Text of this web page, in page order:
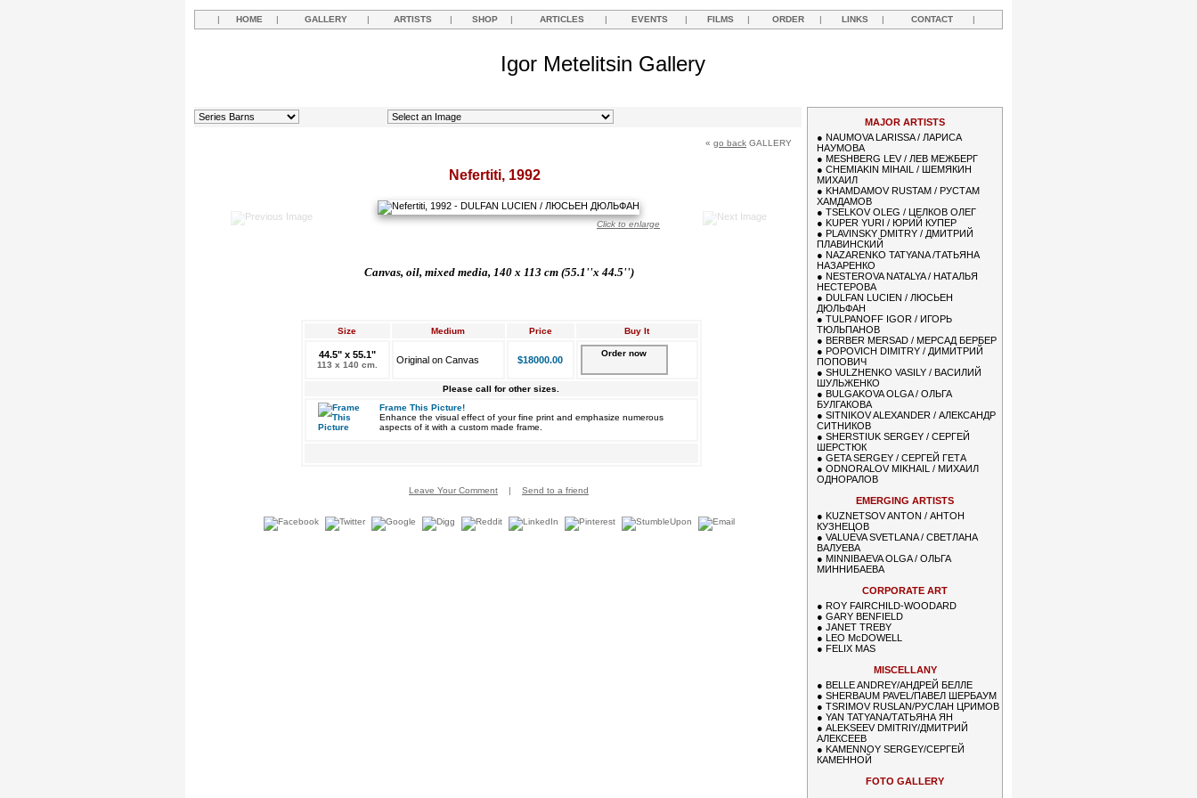
| HOME | GALLERY | ARTISTS | SHOP | ARTICLES | EVENTS | FILMS | ORDER | LINKS | CONTACT |
Igor Metelitsin Gallery
« go back GALLERY
Nefertiti, 1992
Click to enlarge
Canvas, oil, mixed media, 140 x 113 cm (55.1''x 44.5'')
Size Medium Price Buy It
44.5" x 55.1"
113 x 140 cm. Original on Canvas $18000.00
Order now
Please call for other sizes.
Frame This Picture!
Enhance the visual effect of your fine print and emphasize numerous
aspects of it with a custom made frame.
Leave Your Comment | Send to a friend
MAJOR ARTISTS
● NAUMOVA LARISSA / ЛАРИСА
НАУМОВА
● MESHBERG LEV / ЛЕВ МЕЖБЕРГ
● CHEMIAKIN MIHAIL / ШЕМЯКИН
МИХАИЛ
● KHAMDAMOV RUSTAM / РУСТАМ
ХАМДАМОВ
● TSELKOV OLEG / ЦЕЛКОВ ОЛЕГ
● KUPER YURI / ЮРИЙ КУПЕР
● PLAVINSKY DMITRY / ДМИТРИЙ
ПЛАВИНСКИЙ
● NAZARENKO TATYANA /ТАТЬЯНА
НАЗАРЕНКО
● NESTEROVA NATALYA / НАТАЛЬЯ
НЕСТЕРОВА
● DULFAN LUCIEN / ЛЮСЬЕН
ДЮЛЬФАН
● TULPANOFF IGOR / ИГОРЬ
ТЮЛЬПАНОВ
● BERBER MERSAD / МЕРСАД БЕРБЕР
● POPOVICH DIMITRY / ДИМИТРИЙ
ПОПОВИЧ
● SHULZHENKO VASILY / ВАСИЛИЙ
ШУЛЬЖЕНКО
● BULGAKOVA OLGA / ОЛЬГА
БУЛГАКОВА
● SITNIKOV ALEXANDER / АЛЕКСАНДР
СИТНИКОВ
● SHERSTIUK SERGEY / СЕРГЕЙ
ШЕРСТЮК
● GETA SERGEY / СЕРГЕЙ ГЕТА
● ODNORALOV MIKHAIL / МИХАИЛ
ОДНОРАЛОВ
EMERGING ARTISTS
● KUZNETSOV ANTON / АНТОН
КУЗНЕЦОВ
● VALUEVA SVETLANA / СВЕТЛАНА
ВАЛУЕВА
● MINNIBAEVA OLGA / ОЛЬГА
МИННИБАЕВА
CORPORATE ART
● ROY FAIRCHILD-WOODARD
● GARY BENFIELD
● JANET TREBY
● LEO McDOWELL
● FELIX MAS
MISCELLANY
● BELLE ANDREY/АНДРЕЙ БЕЛЛЕ
● SHERBAUM PAVEL/ПАВЕЛ ШЕРБАУМ
● TSRIMOV RUSLAN/РУСЛАН ЦРИМОВ
● YAN TATYANA/ТАТЬЯНА ЯН
● ALEKSEEV DMITRIY/ДМИТРИЙ
АЛЕКСЕЕВ
● KAMENNOY SERGEY/СЕРГЕЙ
КАМЕННОЙ
FOTO GALLERY